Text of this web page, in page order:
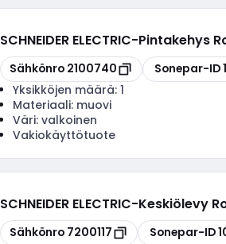
SCHNEIDER ELECTRIC-Pintakehys
Kopioi
Sähkönro 2100740 Kopioi
Sonepar-ID
Yksikköjen määrä: 1
Materiaali: muovi
Väri: valkoinen
Vakiokäyttötuote
SCHNEIDER ELECTRIC-Keskiölevy
Kopioi
Sähkönro 7200117 Kopioi
Sonepar-ID